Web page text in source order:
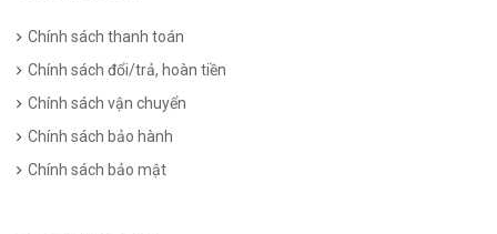
Chính sách thanh toán
Chính sách đổi/trả, hoàn tiền
Chính sách vận chuyển
Chính sách bảo hành
Chính sách bảo mật